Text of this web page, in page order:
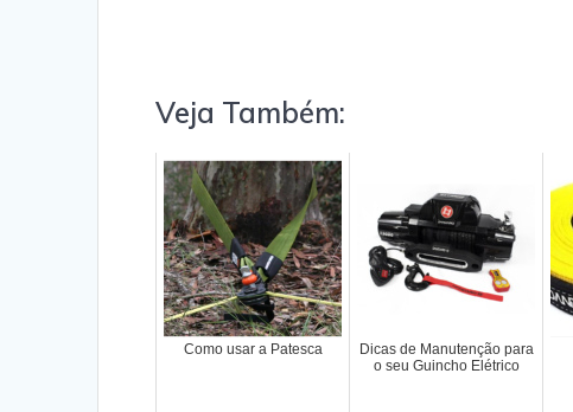
Veja Também:
Como usar a Patesca
Dicas de Manutenção para
o seu Guincho Elétrico